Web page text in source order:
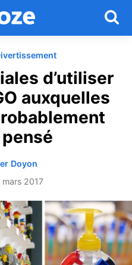
d’utiliser
auxquelles
Doyon
mars 2017